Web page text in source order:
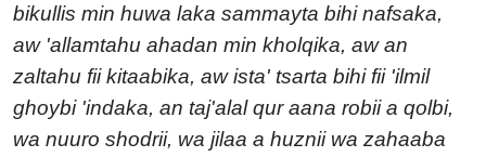
bikullis min huwa laka sammayta bihi nafsaka,
aw 'allamtahu ahadan min kholqika, aw an
zaltahu fii kitaabika, aw ista' tsarta bihi fii 'ilmil
ghoybi 'indaka, an taj'alal qur aana robii a qolbi,
wa nuuro shodrii, wa jilaa a huznii wa zahaaba